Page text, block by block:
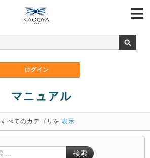
マニュアル
すべてのカテゴリを 表示
検索